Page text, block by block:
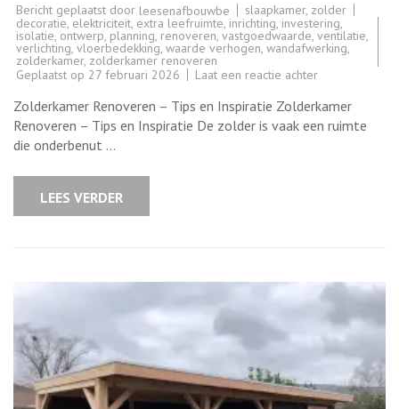
Bericht geplaatst door leesenafbouwbe slaapkamer, zolder
decoratie, elektriciteit, extra leefruimte, inrichting, investering,
isolatie, ontwerp, planning, renoveren, vastgoedwaarde, ventilatie,
verlichting, vloerbedekking, waarde verhogen, wandafwerking,
zolderkamer, zolderkamer renoveren
Geplaatst op 27 februari 2026 Laat een reactie achterop
het
Renoveren
van
Zolderkamer Renoveren – Tips en Inspiratie Zolderkamer
Renoveren – Tips en Inspiratie De zolder is vaak een ruimte
die onderbenut …
LEES VERDER